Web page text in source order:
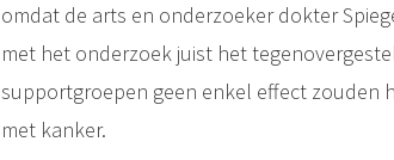
omdat de arts en onderzoeker dokter
met het onderzoek juist het
supportgroepen geen enkel effect zouden
met kanker.